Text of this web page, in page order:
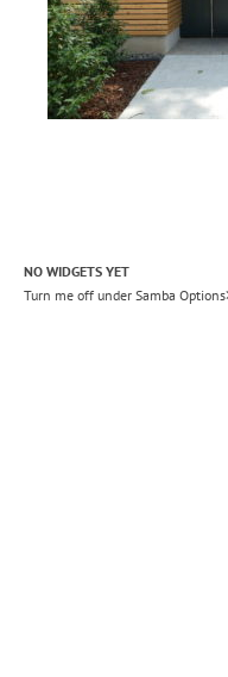
NO WIDGETS YET
Turn me off under Samba